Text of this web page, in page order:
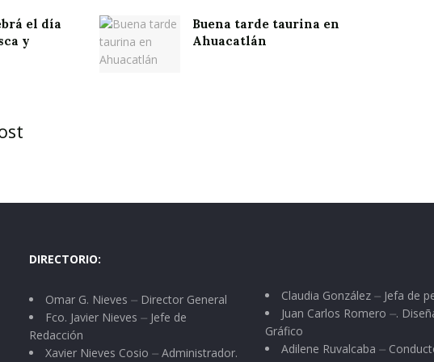
el día
y
Buena tarde taurina en
Ahuacatlán
DIRECTORIO:
Omar G. Nieves ⏤ Director General
Fco. Javier Nieves ⏤ Jefe de
Redacción
Xavier Nieves Cosio ⏤ Administrador.
Claudia González ⏤ Jefa de
Juan Carlos Romero ⏤.
Gráfico
Adilene Ruvalcaba ⏤